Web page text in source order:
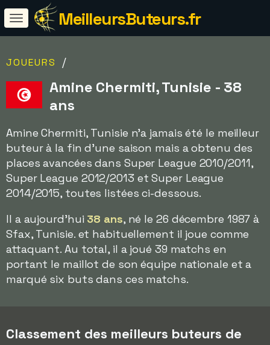
MeilleursButeurs.fr
JOUEURS /
Amine Chermiti, Tunisie - 38
ans
Amine Chermiti, Tunisie n'a jamais été le meilleur
buteur à la fin d'une saison mais a obtenu des
places avancées dans Super League 2010/2011,
Super League 2012/2013 et Super League
2014/2015, toutes listées ci-dessous.
Il a aujourd'hui 38 ans, né le 26 décembre 1987 à
Sfax, Tunisie. et habituellement il joue comme
attaquant. Au total, il a joué 39 matchs en
portant le maillot de son équipe nationale et a
marqué six buts dans ces matchs.
Classement des meilleurs buteurs de